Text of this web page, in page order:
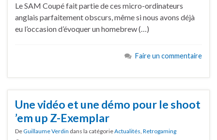
Le SAM Coupé fait partie de ces micro-ordinateurs
anglais parfaitement obscurs, même si nous avons déjà
eu l’occasion d’évoquer un homebrew (…)
Faire un commentaire
Une vidéo et une démo pour le shoot
’em up Z-Exemplar
DeGuillaume Verdin dans la catégorieActualités, Retrogaming